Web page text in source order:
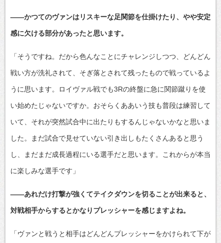
――かつてのヴァンはリスキーな足関節を仕掛けたり、やや安定
感に欠ける部分があったと思います。
「そうですね。だから色んなことにチャレンジしつつ、どんどん
戦い方が洗礼されて、そぎ落とされて残ったもので戦っているよ
うに思います。ロイヴァル戦でも3Rの終盤に急に関節蹴りを使
い始めたじゃないですか。おそらくああいう技も普段は練習して
いて、それが突然試合中に出たりもするんじゃないかなと思いま
した。まだ試合で見せていない引き出しもたくさんあると思う
し、まだまだ成長過程にいる選手だと思います。これからが本当
に楽しみな選手です」
――あれだけ打撃が強くてテイクダウンを切ることが出来ると、
対戦相手からするとかなりプレッシャーを感じますよね。
「ヴァンと戦うと相手はどんどんプレッシャーをかけられて下が